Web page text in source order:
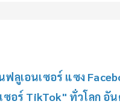
เอนเซอร์ แซง
อร์ TikTok" ทั่วโลก อั